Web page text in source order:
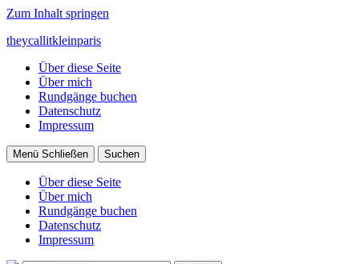
Zum Inhalt springen
theycallitkleinparis
Über diese Seite
Über mich
Rundgänge buchen
Datenschutz
Impressum
Menü Schließen Suchen
Über diese Seite
Über mich
Rundgänge buchen
Datenschutz
Impressum